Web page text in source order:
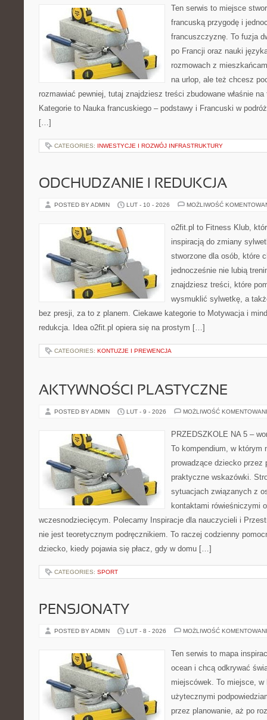
Ten serwis to miejsce
francuską przygodę i
francuszczyznę. To fuzja
po Francji oraz nauki
rozmowach z
na urlop, ale też chcesz
rozmawiać pewniej, tutaj znajdziesz treści zbudowane właśnie
Kategorie to Nauka francuskiego – podstawy i Francuski w
[…]
CATEGORIES: INWESTYCJE I ROZWÓJ INFRASTRUKTURY
ODCHUDZANIE I REDUKCJA
POSTED BY ADMIN LUT - 10 - 2026 MOŻLIWOŚĆ
o2fit.pl to Fitness Klub,
inspiracją do zmiany
stworzone dla osób, które
jednocześnie nie lubią
znajdziesz treści, które
wysmuklić sylwetkę, a
bez presji, za to z planem. Ciekawe kategorie to Motywacja i
redukcja. Idea o2fit.pl opiera się na prostym […]
CATEGORIES: KONTUZJE I PREWENCJA
AKTYWNOŚCI PLASTYCZNE
POSTED BY ADMIN LUT - 9 - 2026 MOŻLIWOŚĆ
PRZEDSZKOLE NA 5 –
To kompendium, w którym
prowadzące dziecko przez
praktyczne wskazówki.
sytuacjach związanych z
kontaktami rówieśniczymi
wczesnodziecięcym. Polecamy Inspiracje dla nauczycieli i
nie jest teoretycznym podręcznikiem. To raczej codzienny
dziecko, kiedy pojawia się płacz, gdy w domu […]
CATEGORIES: SPORT
PENSJONATY
POSTED BY ADMIN LUT - 8 - 2026 MOŻLIWOŚĆ
Ten serwis to mapa
ocean i chcą odkrywać
miejscówek. To miejsce,
użytecznymi
przez planowanie, aż po